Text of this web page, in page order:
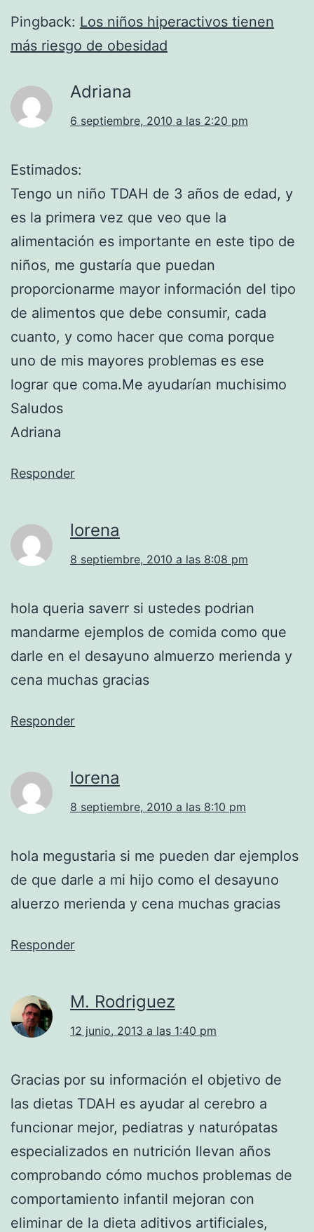
Pingback: Los niños hiperactivos tienen
más riesgo de obesidad
Adriana
6 septiembre, 2010 a las 2:20 pm
Estimados:
Tengo un niño TDAH de 3 años de edad, y
es la primera vez que veo que la
alimentación es importante en este tipo de
niños, me gustaría que puedan
proporcionarme mayor información del tipo
de alimentos que debe consumir, cada
cuanto, y como hacer que coma porque
uno de mis mayores problemas es ese
lograr que coma.Me ayudarían muchisimo
Saludos
Adriana
Responder
lorena
8 septiembre, 2010 a las 8:08 pm
hola queria saverr si ustedes podrian
mandarme ejemplos de comida como que
darle en el desayuno almuerzo merienda y
cena muchas gracias
Responder
lorena
8 septiembre, 2010 a las 8:10 pm
hola megustaria si me pueden dar ejemplos
de que darle a mi hijo como el desayuno
aluerzo merienda y cena muchas gracias
Responder
M. Rodriguez
12 junio, 2013 a las 1:40 pm
Gracias por su información el objetivo de
las dietas TDAH es ayudar al cerebro a
funcionar mejor, pediatras y naturópatas
especializados en nutrición llevan años
comprobando cómo muchos problemas de
comportamiento infantil mejoran con
eliminar de la dieta aditivos artificiales,